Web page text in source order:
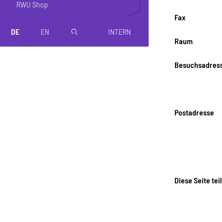
RWU Shop
DE EN magnifier INTERN
Fax
Raum
Postadresse
Diese Seite